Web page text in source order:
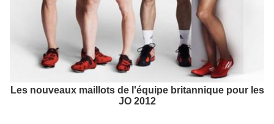
Les nouveaux maillots de l'équipe britannique pour les
JO 2012